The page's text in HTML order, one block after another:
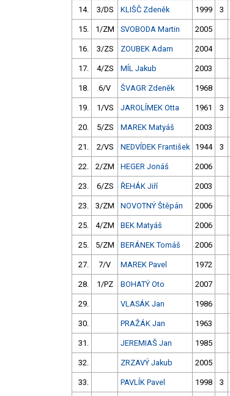
14. 3/DS KLIŠČ Zdeněk 1999 3
15. 1/ZM SVOBODA Martin 2005
16. 3/ZS ZOUBEK Adam 2004
17. 4/ZS MÍL Jakub 2003
18. 6/V ŠVAGR Zdeněk 1968
19. 1/VS JAROLÍMEK Otta 1961 3
20. 5/ZS MAREK Matyáš 2003
21. 2/VS NEDVÍDEK František 1944 3
22. 2/ZM HEGER Jonáš 2006
23. 6/ZS ŘEHÁK Jiří 2003
23. 3/ZM NOVOTNÝ Štěpán 2006
25. 4/ZM BEK Matyáš 2006
25. 5/ZM BERÁNEK Tomáš 2006
27. 7/V MAREK Pavel 1972
28. 1/PZ BOHATÝ Oto 2007
29. VLASÁK Jan 1986
30. PRAŽÁK Jan 1963
31. JEREMIAŠ Jan 1985
32. ZRZAVÝ Jakub 2005
33. PAVLÍK Pavel 1998 3